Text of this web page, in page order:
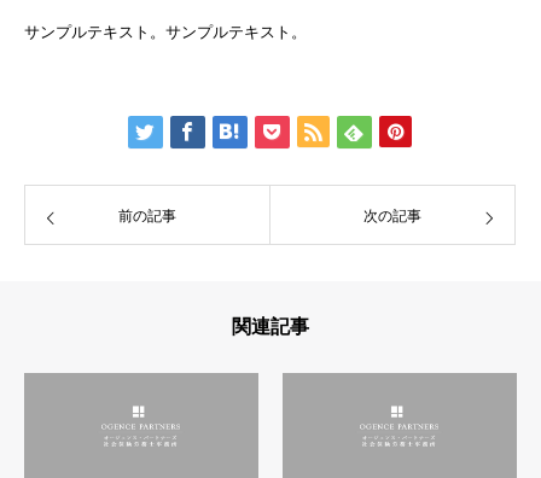
サンプルテキスト。サンプルテキスト。
前の記事 次の記事
関連記事